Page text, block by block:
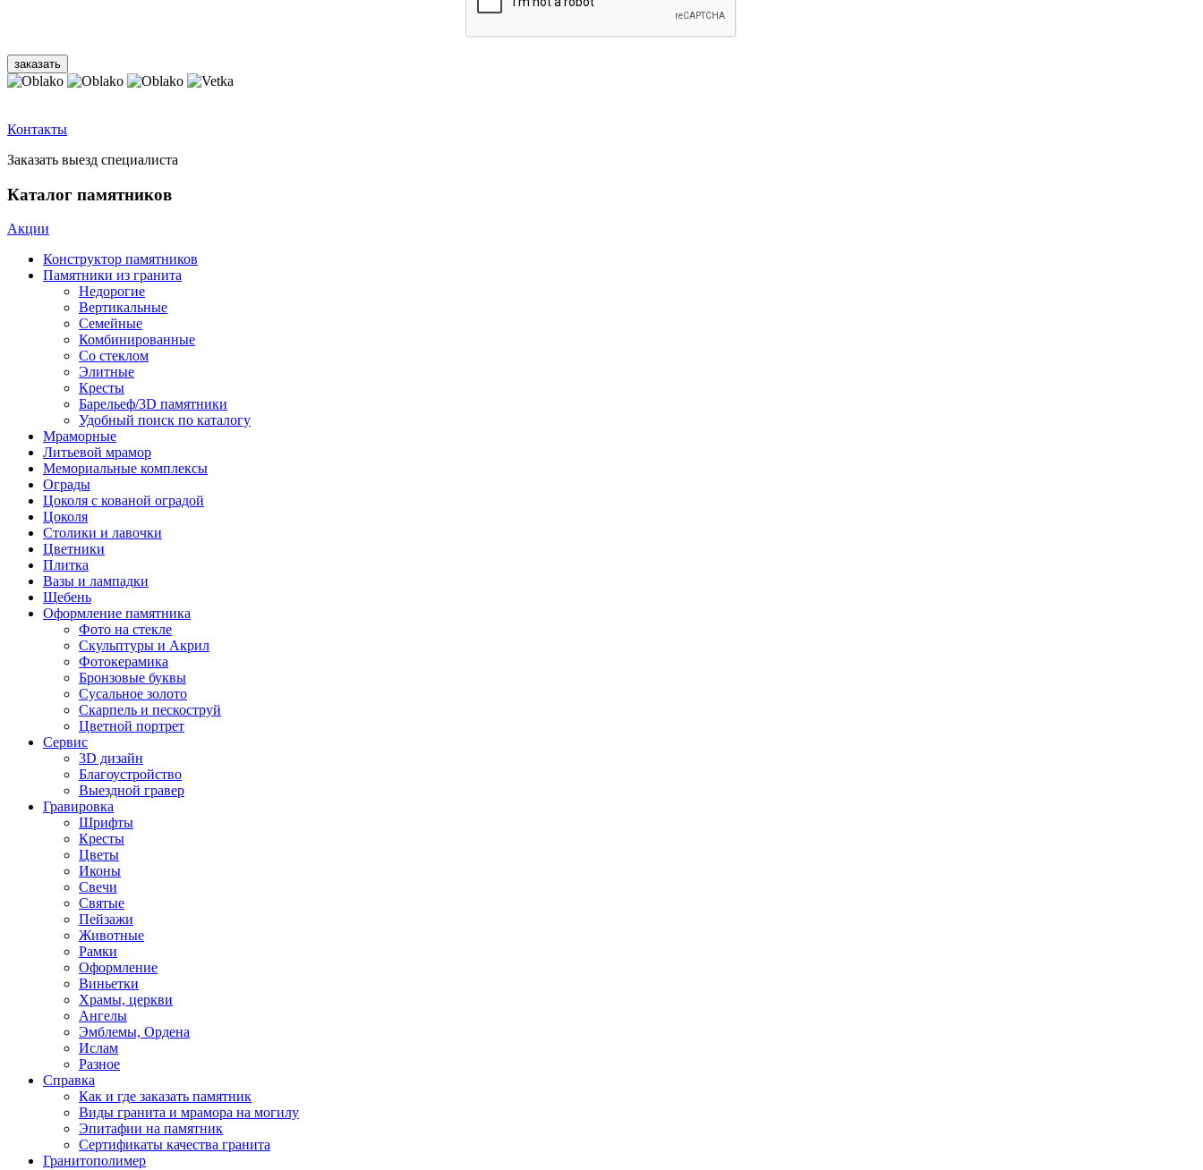
Контакты
Заказать выезд специалиста
Каталог памятников
Акции
Конструктор памятников
Памятники из гранита
Недорогие
Вертикальные
Семейные
Комбинированные
Со стеклом
Элитные
Кресты
Барельеф/3D памятники
Удобный поиск по каталогу
Мраморные
Литьевой мрамор
Мемориальные комплексы
Ограды
Цоколя с кованой оградой
Цоколя
Столики и лавочки
Цветники
Плитка
Вазы и лампадки
Щебень
Оформление памятника
Фото на стекле
Скульптуры и Акрил
Фотокерамика
Бронзовые буквы
Сусальное золото
Скарпель и пескоструй
Цветной портрет
Сервис
3D дизайн
Благоустройство
Выездной гравер
Гравировка
Шрифты
Кресты
Цветы
Иконы
Свечи
Святые
Пейзажи
Животные
Рамки
Оформление
Виньетки
Храмы, церкви
Ангелы
Эмблемы, Ордена
Ислам
Разное
Справка
Как и где заказать памятник
Виды гранита и мрамора на могилу
Эпитафии на памятник
Сертификаты качества гранита
Гранитополимер